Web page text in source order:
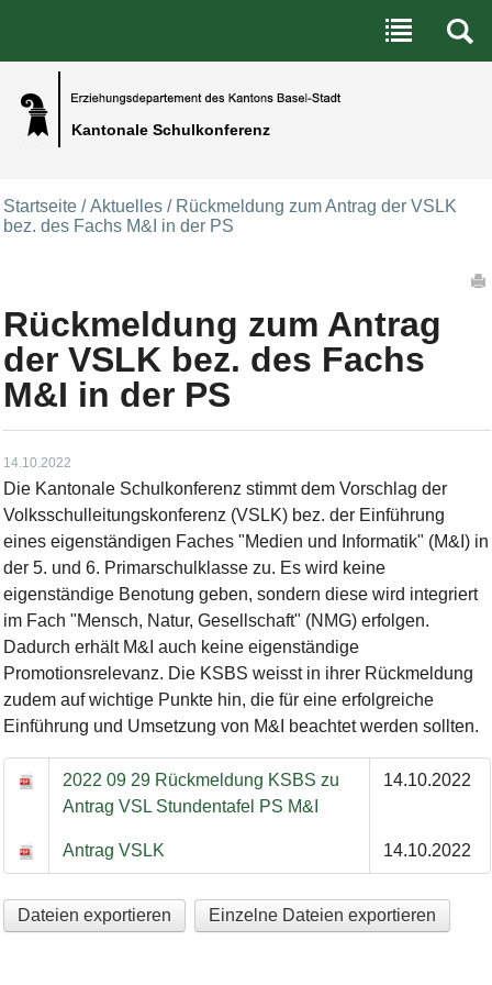
Kantonale Schulkonferenz
Benutzerspezifische Werkzeuge
Direkt zum Inhalt|Direkt zur Navigation
Startseite /Aktuelles / Rückmeldung zum Antrag der VSLK
bez. des Fachs M&I in der PS
Rückmeldung zum Antrag
der VSLK bez. des Fachs
M&I in der PS
14.10.2022
Die Kantonale Schulkonferenz stimmt dem Vorschlag der
Volksschulleitungskonferenz (VSLK) bez. der Einführung
eines eigenständigen Faches "Medien und Informatik" (M&I) in
der 5. und 6. Primarschulklasse zu. Es wird keine
eigenständige Benotung geben, sondern diese wird integriert
im Fach "Mensch, Natur, Gesellschaft" (NMG) erfolgen.
Dadurch erhält M&I auch keine eigenständige
Promotionsrelevanz. Die KSBS weisst in ihrer Rückmeldung
zudem auf wichtige Punkte hin, die für eine erfolgreiche
Einführung und Umsetzung von M&I beachtet werden sollten.
2022 09 29 Rückmeldung KSBS zu
Antrag VSL Stundentafel PS M&I
14.10.2022
Antrag VSLK 14.10.2022
Dateien exportieren Einzelne Dateien exportieren